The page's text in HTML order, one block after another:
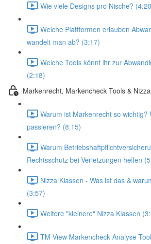
Wie viele Designs pro Nische?
Welche Plattformen erlauben
wandelt man ab? (3:17)
Welche Tools könnt ihr zur
(2:18)
Markenrecht, Markencheck Tools &
Warum ist Markenrecht so wichtig?
passieren? (8:15)
Warum
Rechtsschutz bei Verletzungen helfen
Nizza Klassen - Was ist das &
(3:57)
Weitere "kleinere" Nizza Klassen
TM View Markencheck Analyse